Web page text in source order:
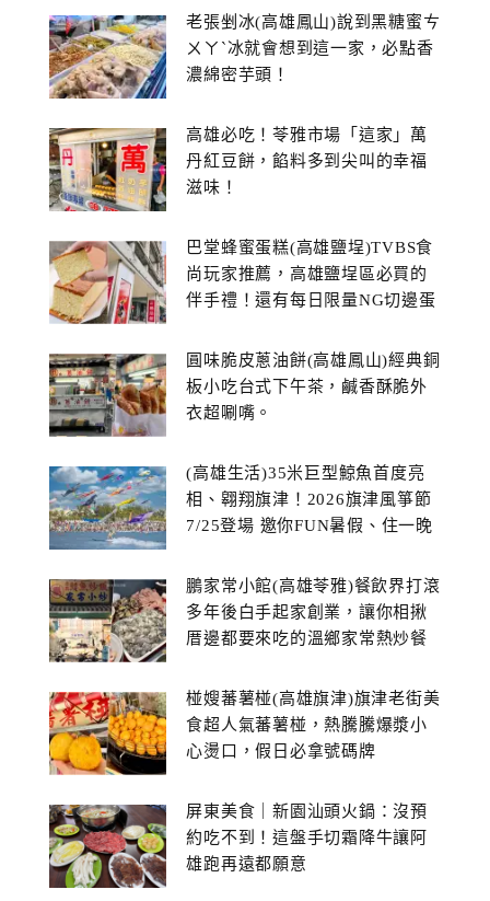
老張剉冰(高雄鳳山)說到黑糖蜜ㄘ
ㄨㄚˋ冰就會想到這一家，必點香
濃綿密芋頭！
高雄必吃！苓雅市場「這家」萬
丹紅豆餅，餡料多到尖叫的幸福
滋味！
巴堂蜂蜜蛋糕(高雄鹽埕)TVBS食
尚玩家推薦，高雄鹽埕區必買的
伴手禮！還有每日限量NG切邊蛋
圓味脆皮蔥油餅(高雄鳳山)經典銅
板小吃台式下午茶，鹹香酥脆外
衣超唰嘴。
(高雄生活)35米巨型鯨魚首度亮
相、翱翔旗津！2026旗津風箏節
7/25登場 邀你FUN暑假、住一晚
鵬家常小館(高雄苓雅)餐飲界打滾
多年後白手起家創業，讓你相揪
厝邊都要來吃的溫鄉家常熱炒餐
椪嫂蕃薯椪(高雄旗津)旗津老街美
食超人氣蕃薯椪，熱騰騰爆漿小
心燙口，假日必拿號碼牌
屏東美食｜新園汕頭火鍋：沒預
約吃不到！這盤手切霜降牛讓阿
雄跑再遠都願意